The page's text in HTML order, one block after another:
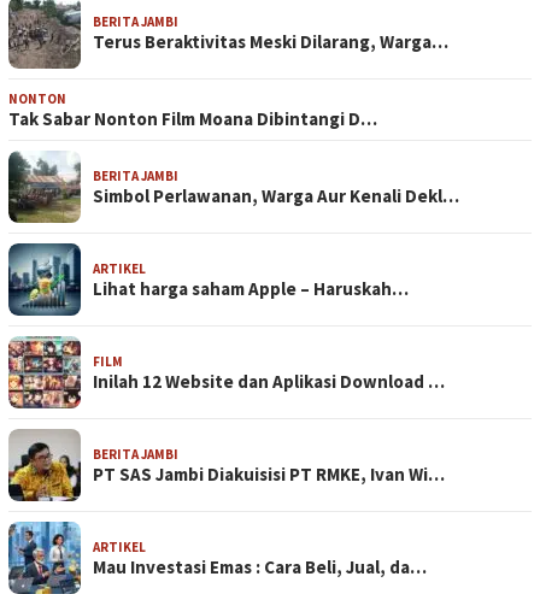
BERITA JAMBI
Terus Beraktivitas Meski Dilarang, Warga…
NONTON
Tak Sabar Nonton Film Moana Dibintangi D…
BERITA JAMBI
Simbol Perlawanan, Warga Aur Kenali Dekl…
ARTIKEL
Lihat harga saham Apple – Haruskah…
FILM
Inilah 12 Website dan Aplikasi Download …
BERITA JAMBI
PT SAS Jambi Diakuisisi PT RMKE, Ivan Wi…
ARTIKEL
Mau Investasi Emas : Cara Beli, Jual, da…